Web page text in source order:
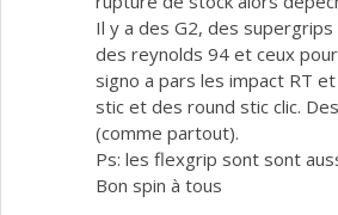
Il y a des G2, des
des reynolds 94 et ceux
signo a pars les impact RT
stic et des round stic clic.
(comme partout).
Ps: les flexgrip sont sont
Bon spin à tous